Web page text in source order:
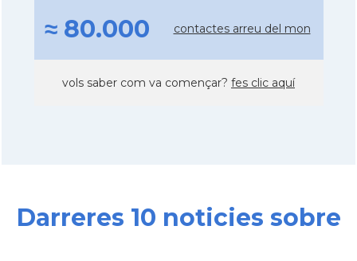
≈ 80.000 contactes arreu del mon
vols saber com va començar? fes clic aquí
Darreres 10 noticies sobre